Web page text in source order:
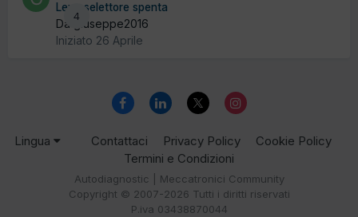
4
Leva selettore spenta
Da giuseppe2016
Iniziato 26 Aprile
Lingua Contattaci Privacy Policy
Cookie Policy
Termini e Condizioni
Autodiagnostic | Meccatronici Community
Copyright © 2007-2026 Tutti i diritti riservati
P.iva 03438870044